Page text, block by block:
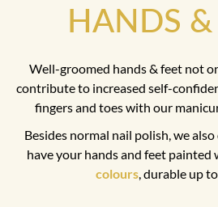
HANDS &
Well-groomed hands & feet not
contribute to increased self-
fingers and toes with our
Besides normal nail polish, we
have your hands and feet painted
colours, durable up